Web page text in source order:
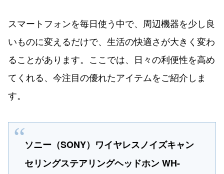
スマートフォンを毎日使う中で、周辺機器を少し良
いものに変えるだけで、生活の快適さが大きく変わ
ることがあります。ここでは、日々の利便性を高め
てくれる、今注目の優れたアイテムをご紹介しま
す。
ソニー（SONY）ワイヤレスノイズキャン
セリングステアリングヘッドホン WH-